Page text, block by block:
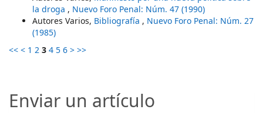
la droga , Nuevo Foro Penal: Núm. 47 (1990)
Autores Varios, Bibliografía , Nuevo Foro Penal: Núm. 27
(1985)
<< < 1 2 3 4 5 6 > >>
Enviar un artículo